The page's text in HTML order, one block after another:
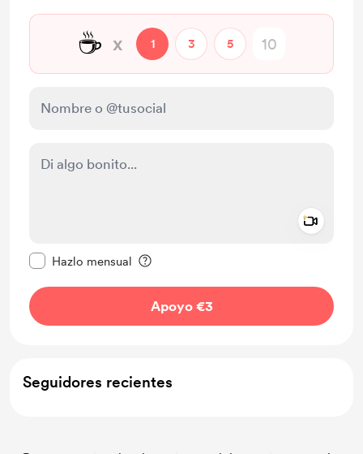
☕ x 1 3 5
Hazlo mensual
Apoyo €3
Seguidores recientes